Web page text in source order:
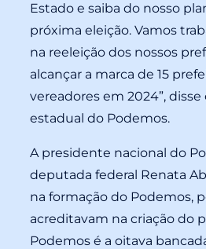
Estado e saiba do nosso
próxima eleição. Vamos
na reeleição dos nossos
alcançar a marca de 15
vereadores em 2024”,
estadual do Podemos.
A presidente nacional do
deputada federal Renata
na formação do Podemos,
acreditavam na criação do
Podemos é a oitava